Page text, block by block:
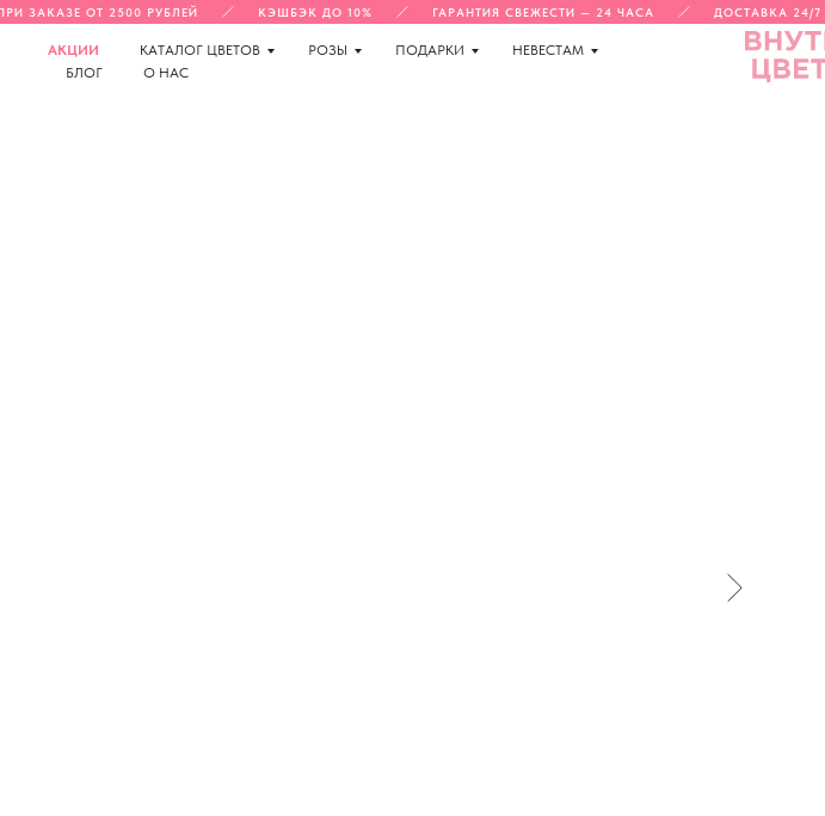
ЗАКАЗЕ ОТ 2500 РУБЛЕЙ КЭШБЭК ДО 10% ГАРАНТИЯ СВЕЖЕСТИ — 24 ЧАСА ДОСТАВКА 24/7
АКЦИИ КАТАЛОГ ЦВЕТОВ РОЗЫ ПОДАРКИ
НЕВЕСТАМ
БЛОГ
О НАС